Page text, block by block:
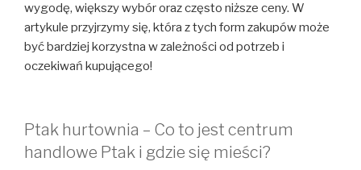
wygodę, większy wybór oraz często niższe ceny. W
artykule przyjrzymy się, która z tych form zakupów może
być bardziej korzystna w zależności od potrzeb i
oczekiwań kupującego!
Ptak hurtownia – Co to jest centrum
handlowe Ptak i gdzie się mieści?